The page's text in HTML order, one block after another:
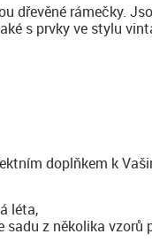
rámečky.
s prvky ve stylu
doplňkem k
léta,
z několika vzorů